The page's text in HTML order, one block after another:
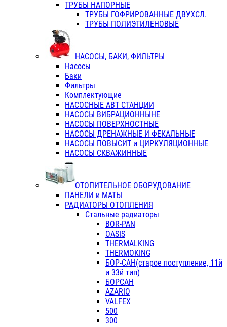
ТРУБЫ НАПОРНЫЕ
ТРУБЫ ГОФРИРОВАННЫЕ ДВУХСЛ.
ТРУБЫ ПОЛИЭТИЛЕНОВЫЕ
НАСОСЫ, БАКИ, ФИЛЬТРЫ
Насосы
Баки
Фильтры
Комплектующие
НАСОСНЫЕ АВТ СТАНЦИИ
НАСОСЫ ВИБРАЦИОННЫНЕ
НАСОСЫ ПОВЕРХНОСТНЫЕ
НАСОСЫ ДРЕНАЖНЫЕ И ФЕКАЛЬНЫЕ
НАСОСЫ ПОВЫСИТ и ЦИРКУЛЯЦИОННЫЕ
НАСОСЫ СКВАЖИННЫЕ
ОТОПИТЕЛЬНОЕ ОБОРУДОВАНИЕ
ПАНЕЛИ и МАТЫ
РАДИАТОРЫ ОТОПЛЕНИЯ
Стальные радиаторы
BOR-PAN
OASIS
THERMALKING
THERMOKING
БОР-САН(старое поступление, 11й
и 33й тип)
БОРСАН
AZARIO
VALFEX
500
300